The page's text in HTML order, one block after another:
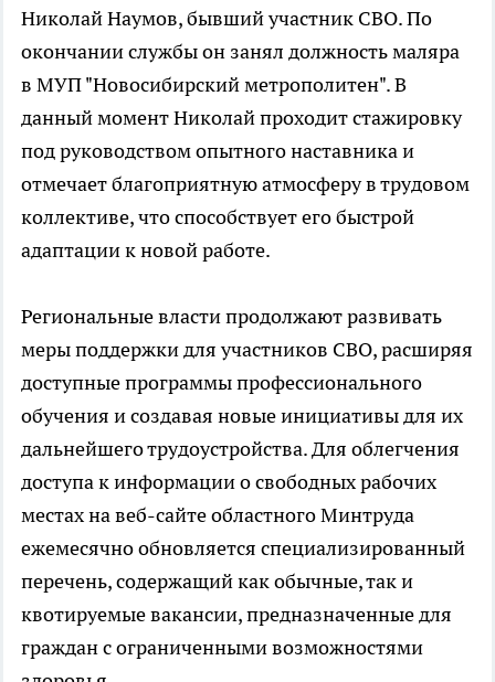
Николай Наумов, бывший участник СВО. По
окончании службы он занял должность маляра
в МУП "Новосибирский метрополитен". В
данный момент Николай проходит стажировку
под руководством опытного наставника и
отмечает благоприятную атмосферу в трудовом
коллективе, что способствует его быстрой
адаптации к новой работе.
Региональные власти продолжают развивать
меры поддержки для участников СВО, расширяя
доступные программы профессионального
обучения и создавая новые инициативы для их
дальнейшего трудоустройства. Для облегчения
доступа к информации о свободных рабочих
местах на веб-сайте областного Минтруда
ежемесячно обновляется специализированный
перечень, содержащий как обычные, так и
квотируемые вакансии, предназначенные для
граждан с ограниченными возможностями